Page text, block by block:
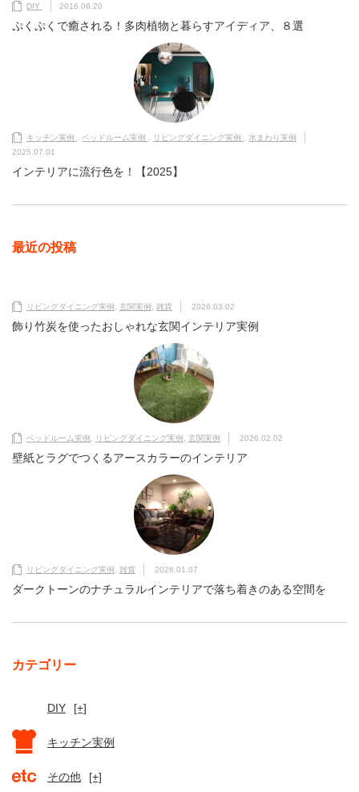
DIY 2016.06.20
ぷくぷくで癒される！多肉植物と暮らすアイディア、８選
キッチン実例 ベッドルーム実例 リビングダイニング実例
水まわり実例
2025.07.01
インテリアに流行色を！【2025】
最近の投稿
リビングダイニング実例 玄関実例 雑貨 2026.03.02
飾り竹炭を使ったおしゃれな玄関インテリア実例
ベッドルーム実例 リビングダイニング実例 玄関実例 2026.02.02
壁紙とラグでつくるアースカラーのインテリア
リビングダイニング実例 雑貨 2026.01.07
ダークトーンのナチュラルインテリアで落ち着きのある空間を
カテゴリー
DIY [+]
キッチン実例
その他 [+]